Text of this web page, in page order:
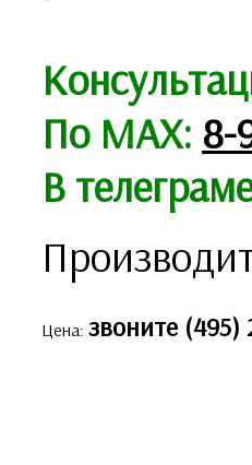
По MAX: 8-
В
Цена: звоните (495)